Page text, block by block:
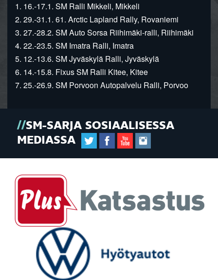
1. 16.-17.1. SM Ralli Mikkeli, Mikkeli
2. 29.-31.1. 61. Arctic Lapland Rally, Rovaniemi
3. 27.-28.2. SM Auto Sorsa Riihimäki-ralli, Riihimäki
4. 22.-23.5. SM Imatra Ralli, Imatra
5. 12.-13.6. SM Jyväskylä Ralli, Jyväskylä
6. 14.-15.8. Fixus SM Ralli Kitee, Kitee
7. 25.-26.9. SM Porvoon Autopalvelu Ralli, Porvoo
SM-SARJA SOSIAALISESSA
MEDIASSA